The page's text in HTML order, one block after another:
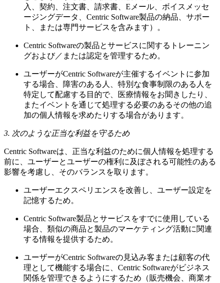
入、契約、注文書、請求書、Eメール、ボイスメッセ
ージングデータ、Centric Software製品の納品、サポー
ト、または専門サービスを含みます）。
Centric Softwareの製品とサービスに関するトレーニン
グおよび／または認定を管理するため。
ユーザーがCentric Softwareが主催するイベントに参加
する場合、障害のある人、特別な食事制限のある人を
特定して配慮する目的で、医療情報をお聞きしたり、
またイベントを通じて処理する必要のあるその他の追
加の個人情報を求めたりする場合があります。
3. 次のような正当な利益を守るため
Centric Softwareは、正当な利益のために個人情報を処理する
前に、ユーザーとユーザーの権利に及ぼされる可能性のある
影響を考慮し、そのバランスを取ります。
ユーザーエクスペリエンスを改善し、ユーザー設定を
記憶するため。
Centric Software製品とサービスをすでに使用している
場合、類似の商品と製品のマーケティング活動に関連
する情報を提供するため。
ユーザーがCentric Softwareの見込み客または顧客の代
理として機能する場合に、Centric Softwareがビジネス
関係を管理できるようにするため（販売機会、商業オ